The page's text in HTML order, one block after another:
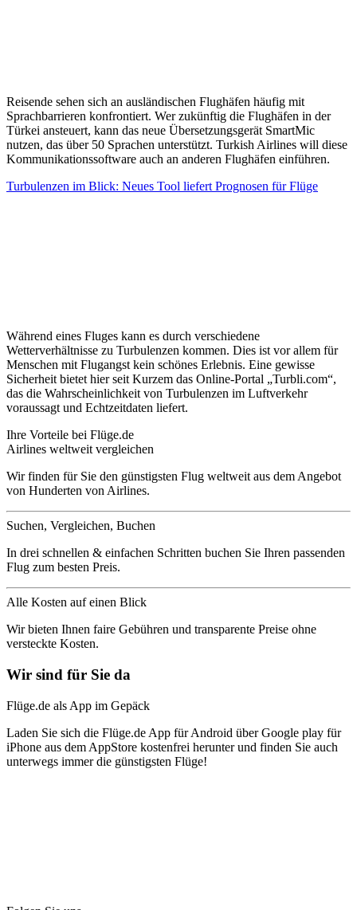
Reisende sehen sich an ausländischen Flughäfen häufig mit
Sprachbarrieren konfrontiert. Wer zukünftig die Flughäfen in der
Türkei ansteuert, kann das neue Übersetzungsgerät SmartMic
nutzen, das über 50 Sprachen unterstützt. Turkish Airlines will diese
Kommunikationssoftware auch an anderen Flughäfen einführen.
Turbulenzen im Blick: Neues Tool liefert Prognosen für Flüge
Während eines Fluges kann es durch verschiedene
Wetterverhältnisse zu Turbulenzen kommen. Dies ist vor allem für
Menschen mit Flugangst kein schönes Erlebnis. Eine gewisse
Sicherheit bietet hier seit Kurzem das Online-Portal „Turbli.com“,
das die Wahrscheinlichkeit von Turbulenzen im Luftverkehr
voraussagt und Echtzeitdaten liefert.
Ihre Vorteile bei Flüge.de
Airlines weltweit vergleichen
Wir finden für Sie den günstigsten Flug weltweit aus dem Angebot
von Hunderten von Airlines.
Suchen, Vergleichen, Buchen
In drei schnellen & einfachen Schritten buchen Sie Ihren passenden
Flug zum besten Preis.
Alle Kosten auf einen Blick
Wir bieten Ihnen faire Gebühren und transparente Preise ohne
versteckte Kosten.
Wir sind für Sie da
Flüge.de als App im Gepäck
Laden Sie sich die Flüge.de App für Android über Google play für
iPhone aus dem AppStore kostenfrei herunter und finden Sie auch
unterwegs immer die günstigsten Flüge!